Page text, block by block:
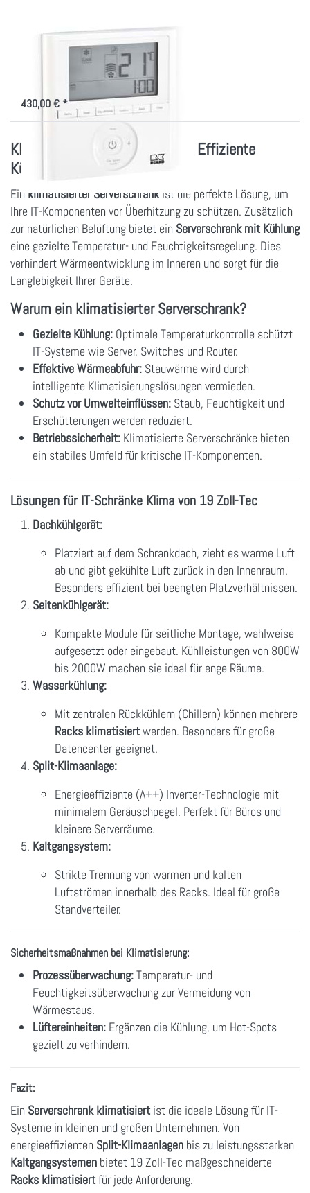
Fernbedienung für
Split- Klima
Erweiterung für Kühlsystem
430,00 € *
Klimatisierter Serverschrank – Effiziente
Kühlung für IT-Systeme
Ein klimatisierter Serverschrankist die perfekte Lösung, um
Ihre IT-Komponenten vor Überhitzung zu schützen. Zusätzlich
zur natürlichen Belüftung bietet ein Serverschrank mit Kühlung
eine gezielte Temperatur- und Feuchtigkeitsregelung. Dies
verhindert Wärmeentwicklung im Inneren und sorgt für die
Langlebigkeit Ihrer Geräte.
Warum ein klimatisierter Serverschrank?
Gezielte Kühlung: Optimale Temperaturkontrolle schützt
IT-Systeme wie Server, Switches und Router.
Effektive Wärmeabfuhr: Stauwärme wird durch
intelligente Klimatisierungslösungen vermieden.
Schutz vor Umwelteinflüssen: Staub, Feuchtigkeit und
Erschütterungen werden reduziert.
Betriebssicherheit: Klimatisierte Serverschränke bieten
ein stabiles Umfeld für kritische IT-Komponenten.
Lösungen für IT-Schränke Klima von 19 Zoll-Tec
Dachkühlgerät:
Platziert auf dem Schrankdach, zieht es warme Luft
ab und gibt gekühlte Luft zurück in den Innenraum.
Besonders effizient bei beengten Platzverhältnissen.
Seitenkühlgerät:
Kompakte Module für seitliche Montage, wahlweise
aufgesetzt oder eingebaut. Kühlleistungen von 800W
bis 2000W machen sie ideal für enge Räume.
Wasserkühlung:
Mit zentralen Rückkühlern (Chillern) können mehrere
Racks klimatisiertwerden. Besonders für große
Datencenter geeignet.
Split-Klimaanlage:
Energieeffiziente (A++) Inverter-Technologie mit
minimalem Geräuschpegel. Perfekt für Büros und
kleinere Serverräume.
Kaltgangsystem:
Strikte Trennung von warmen und kalten
Luftströmen innerhalb des Racks. Ideal für große
Standverteiler.
Sicherheitsmaßnahmen bei Klimatisierung:
Prozessüberwachung:Temperatur- und
Feuchtigkeitsüberwachung zur Vermeidung von
Wärmestaus.
Lüftereinheiten: Ergänzen die Kühlung, um Hot-Spots
gezielt zu verhindern.
Fazit:
Ein Serverschrank klimatisiert ist die ideale Lösung für IT-
Systeme in kleinen und großen Unternehmen. Von
energieeffizienten Split-Klimaanlagen bis zu leistungsstarken
Kaltgangsystemen bietet 19 Zoll-Tec maßgeschneiderte
Racks klimatisiertfür jede Anforderung.